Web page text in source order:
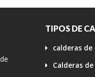
TIPOS DE
calderas
Calderas